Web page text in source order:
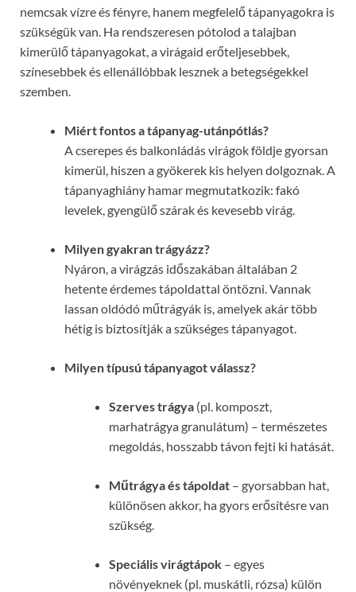
nemcsak vízre és fényre, hanem megfelelő tápanyagokra is
szükségük van. Ha rendszeresen pótolod a talajban
kimerülő tápanyagokat, a virágaid erőteljesebbek,
színesebbek és ellenállóbbak lesznek a betegségekkel
szemben.
Miért fontos a tápanyag-utánpótlás?
A cserepes és balkonládás virágok földje gyorsan
kimerül, hiszen a gyökerek kis helyen dolgoznak. A
tápanyaghiány hamar megmutatkozik: fakó
levelek, gyengülő szárak és kevesebb virág.
Milyen gyakran trágyázz?
Nyáron, a virágzás időszakában általában 2
hetente érdemes tápoldattal öntözni. Vannak
lassan oldódó műtrágyák is, amelyek akár több
hétig is biztosítják a szükséges tápanyagot.
Milyen típusú tápanyagot válassz?
Szerves trágya (pl. komposzt,
marhatrágya granulátum) – természetes
megoldás, hosszabb távon fejti ki hatását.
Műtrágya és tápoldat – gyorsabban hat,
különösen akkor, ha gyors erősítésre van
szükség.
Speciális virágtápok – egyes
növényeknek (pl. muskátli, rózsa) külön